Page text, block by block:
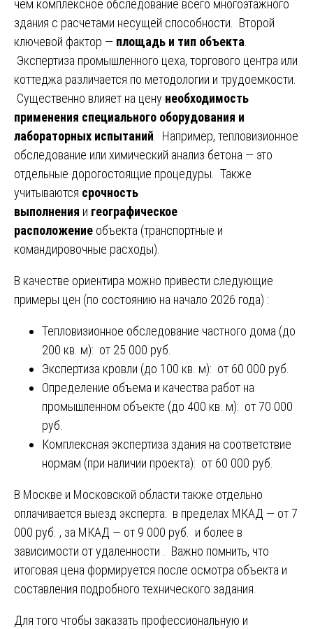
чем комплексное обследование всего многоэтажного
здания с расчетами несущей способности. Второй
ключевой фактор — площадь и тип объекта
Экспертиза промышленного цеха, торгового центра или
коттеджа различается по методологии и трудоемкости.
Существенно влияет на цену необходимость
применения специального оборудования и
лабораторных испытаний . Например, тепловизионное
обследование или химический анализ бетона — это
отдельные дорогостоящие процедуры. Также
учитываются срочность
выполнения и географическое
расположение объекта (транспортные и
командировочные расходы).
В качестве ориентира можно привести следующие
примеры цен (по состоянию на начало 2026 года) :
Тепловизионное обследование частного дома (до
200 кв. м): от 25 000 руб.
Экспертиза кровли (до 100 кв. м): от 60 000 руб.
Определение объема и качества работ на
промышленном объекте (до 400 кв. м): от 70 000
руб.
Комплексная экспертиза здания на соответствие
нормам (при наличии проекта): от 60 000 руб.
В Москве и Московской области также отдельно
оплачивается выезд эксперта: в пределах МКАД — от 7
000 руб. , за МКАД — от 9 000 руб. и более в
зависимости от удаленности . Важно помнить, что
итоговая цена формируется после осмотра объекта и
составления подробного технического задания.
Для того чтобы заказать профессиональную и